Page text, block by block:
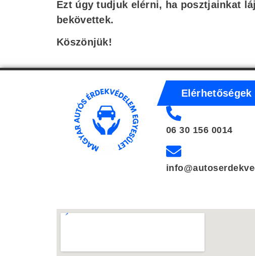
Ezt úgy tudjuk elérni, ha posztjainkat
bekövettek.
Köszönjük!
Elérhetőségek
06 30 156 0014